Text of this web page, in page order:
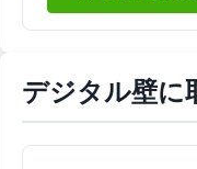
デジタル壁に